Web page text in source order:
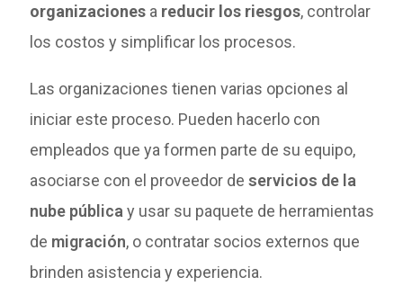
organizaciones a reducir los riesgos, controlar
los costos y simplificar los procesos.
Las organizaciones tienen varias opciones al
iniciar este proceso. Pueden hacerlo con
empleados que ya formen parte de su equipo,
asociarse con el proveedor deservicios de la
nube pública y usar su paquete de herramientas
de migración, o contratar socios externos que
brinden asistencia y experiencia.